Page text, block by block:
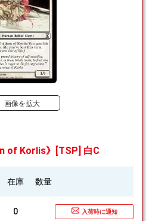
画像を拡大
of Korlis》[TSP] 白C
在庫 数量
0 入荷時に通知